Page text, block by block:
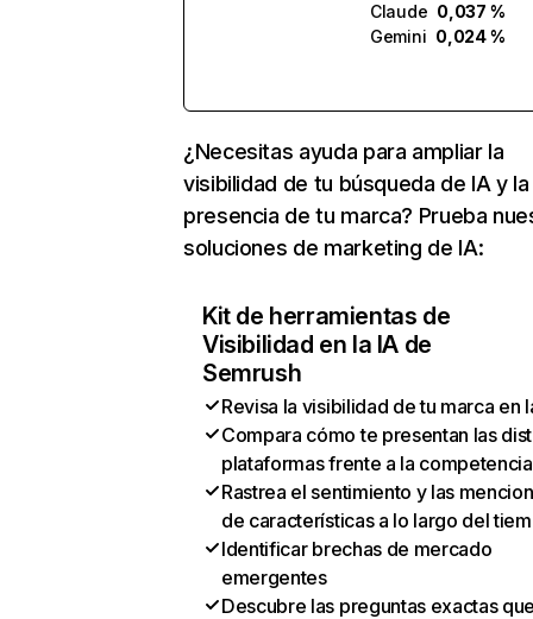
Claude 0,037 %
Gemini 0,024 %
¿Necesitas ayuda para ampliar la
visibilidad de tu búsqueda de IA y la
presencia de tu marca? Prueba
soluciones de marketing de IA:
Kit de herramientas de
Visibilidad en la IA de
Semrush
Revisa la visibilidad de tu marca en
Compara cómo te presentan las
plataformas frente a la competencia
Rastrea el sentimiento y las
de características a lo largo del
Identificar brechas de mercado
emergentes
Descubre las preguntas exactas